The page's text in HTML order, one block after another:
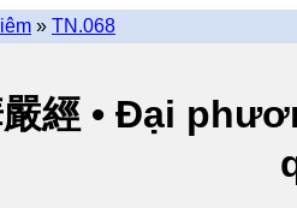
» TN.068
嚴經 • Đại